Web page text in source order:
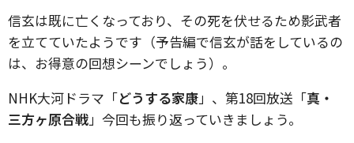
信玄は既に亡くなっており、その死を伏せるため影武者
を立てていたようです（予告編で信玄が話をしているの
は、お得意の回想シーンでしょう）。
NHK大河ドラマ「どうする家康」、第18回放送「真・
三方ヶ原合戦」今回も振り返っていきましょう。